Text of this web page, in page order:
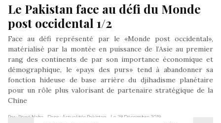
Le Pakistan face au défi du Monde
post occidental 1/2
Face au défi représenté par le «Monde post occidental»,
matérialisé par la montée en puissance de l’Asie au premier
rang des continents de par son importance économique et
démographique, le «pays des purs» tend à abandonner sa
fonction hideuse de base arrière du djihadisme planétaire
pour un rôle plus valorisant de partenaire stratégique de la
Chine
Par : René Naba - Dans : Actualités Pakistan - Le 28 Décembre 2019